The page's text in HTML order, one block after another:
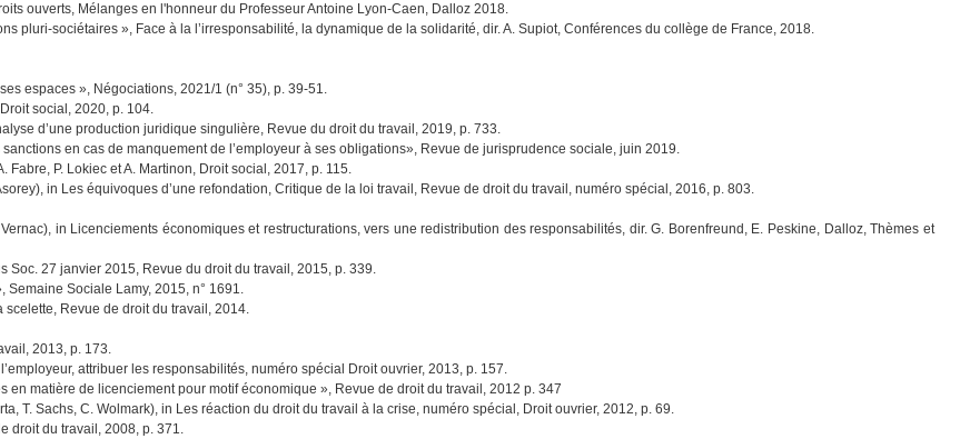
ouverts, Mélanges en l'honneur du Professeur Antoine Lyon-Caen, Dalloz 2018.
pluri-sociétaires », Face à la l’irresponsabilité, la dynamique de la solidarité, dir. A. Supiot, Conférences du collège de France, 2018.
espaces », Négociations, 2021/1 (n° 35), p. 39-51.
social, 2020, p. 104.
d’une production juridique singulière, Revue du droit du travail, 2019, p. 733.
en cas de manquement de l’employeur à ses obligations», Revue de jurisprudence sociale, juin 2019.
Fabre, P. Lokiec et A. Martinon, Droit social, 2017, p. 115.
in Les équivoques d’une refondation, Critique de la loi travail, Revue de droit du travail, numéro spécial, 2016, p. 803.
in Licenciements économiques et restructurations, vers une redistribution des responsabilités, dir. G. Borenfreund, E. Peskine, Dalloz, Thèmes et
27 janvier 2015, Revue du droit du travail, 2015, p. 339.
Semaine Sociale Lamy, 2015, n° 1691.
Revue de droit du travail, 2014.
2013, p. 173.
attribuer les responsabilités, numéro spécial Droit ouvrier, 2013, p. 157.
en matière de licenciement pour motif économique », Revue de droit du travail, 2012 p. 347
T. Sachs, C. Wolmark), in Les réaction du droit du travail à la crise, numéro spécial, Droit ouvrier, 2012, p. 69.
droit du travail, 2008, p. 371.